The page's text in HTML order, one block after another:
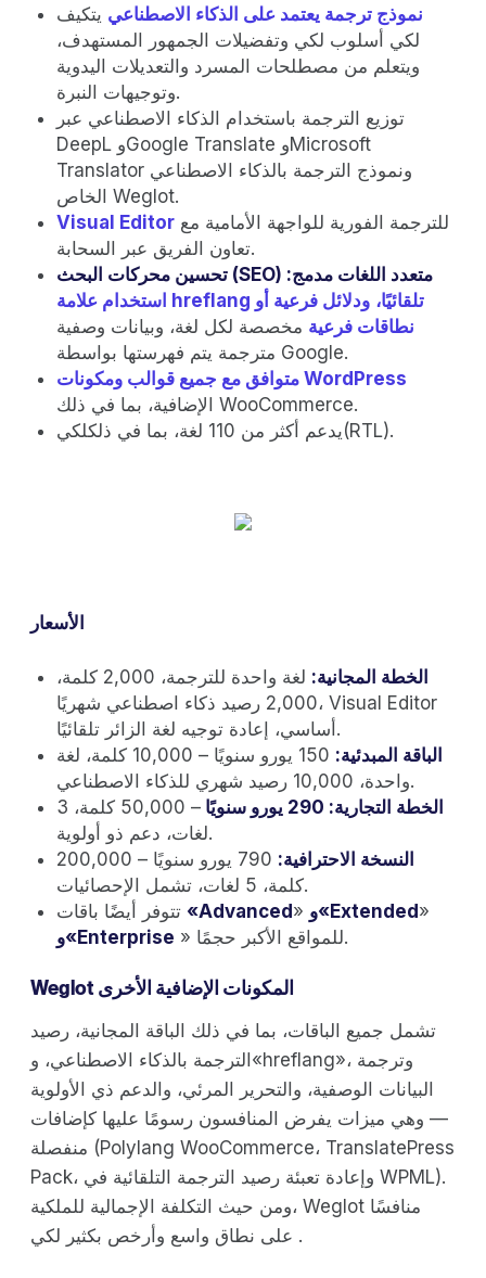
نموذج ترجمة يعتمد على الذكاء الاصطناعي يتكيف
لكي أسلوب لكي وتفضيلات الجمهور المستهدف،
ويتعلم من مصطلحات المسرد والتعديلات اليدوية
وتوجيهات النبرة.
توزيع الترجمة باستخدام الذكاء الاصطناعي عبر
DeepL وGoogle Translate وMicrosoft
Translator ونموذج الترجمة بالذكاء الاصطناعي
الخاص Weglot.
Visual Editor
تعاون الفريق عبر السحابة.
تحسين محركات البحث (SEO) متعدد اللغات مدمج:
استخدام علامة hreflang تلقائيًا، ودلائل فرعية أو
نطاقات فرعية مخصصة لكل لغة، وبيانات وصفية
مترجمة يتم فهرستها بواسطة Google.
متوافق مع جميع قوالب ومكونات WordPress
الإضافية، بما في ذلك WooCommerce.
يدعم أكثر من 110 لغة، بما في ذلكلكي(RTL).
الأسعار
الخطة المجانية:
لغة واحدة للترجمة، 2,000 كلمة،
2,000 رصيد ذكاء اصطناعي شهريًا، Visual Editor
أساسي، إعادة توجيه لغة الزائر تلقائيًا.
الباقة المبدئية:
150 يورو سنويًا – 10,000 كلمة، لغة
واحدة، 10,000 رصيد شهري للذكاء الاصطناعي.
الخطة التجارية: 290 يورو سنويًا
– 50,000 كلمة، 3
لغات، دعم ذو أولوية.
النسخة الاحترافية:
790 يورو سنويًا – 200,000
كلمة، 5 لغات، تشمل الإحصائيات.
«Advanced» و«Extended»
و«Enterprise
» للمواقع الأكبر حجمًا.
Weglot المكونات الإضافية الأخرى
تشمل جميع الباقات، بما في ذلك الباقة المجانية، رصيد
الترجمة بالذكاء الاصطناعي، و«hreflang»، وترجمة
البيانات الوصفية، والتحرير المرئي، والدعم ذي الأولوية
— وهي ميزات يفرض المنافسون رسومًا عليها كإضافات
منفصلة (Polylang WooCommerce، TranslatePress
Pack، وإعادة تعبئة رصيد الترجمة التلقائية في WPML).
ومن حيث التكلفة الإجمالية للملكية، Weglot منافسًا
على نطاق واسع وأرخص بكثير لكي .